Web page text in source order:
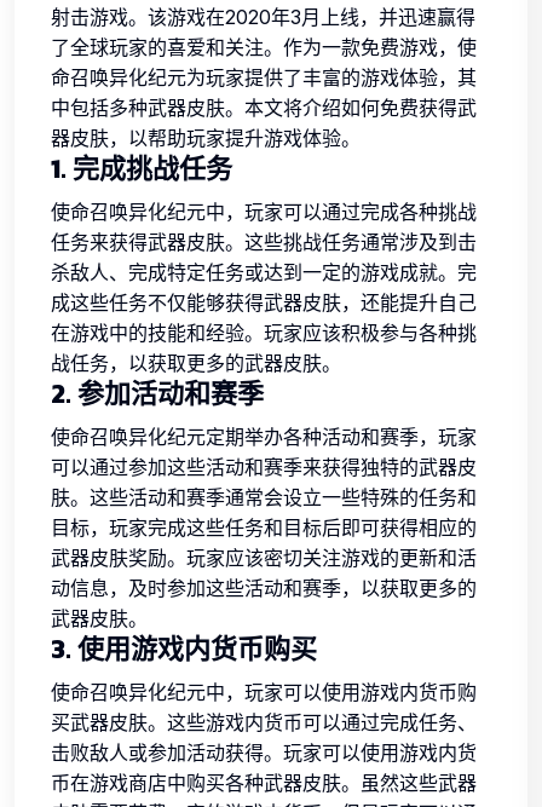
射击游戏。该游戏在2020年3月上线，并迅速赢得
了全球玩家的喜爱和关注。作为一款免费游戏，使
命召唤异化纪元为玩家提供了丰富的游戏体验，其
中包括多种武器皮肤。本文将介绍如何免费获得武
器皮肤，以帮助玩家提升游戏体验。
1. 完成挑战任务
使命召唤异化纪元中，玩家可以通过完成各种挑战
任务来获得武器皮肤。这些挑战任务通常涉及到击
杀敌人、完成特定任务或达到一定的游戏成就。完
成这些任务不仅能够获得武器皮肤，还能提升自己
在游戏中的技能和经验。玩家应该积极参与各种挑
战任务，以获取更多的武器皮肤。
2. 参加活动和赛季
使命召唤异化纪元定期举办各种活动和赛季，玩家
可以通过参加这些活动和赛季来获得独特的武器皮
肤。这些活动和赛季通常会设立一些特殊的任务和
目标，玩家完成这些任务和目标后即可获得相应的
武器皮肤奖励。玩家应该密切关注游戏的更新和活
动信息，及时参加这些活动和赛季，以获取更多的
武器皮肤。
3. 使用游戏内货币购买
使命召唤异化纪元中，玩家可以使用游戏内货币购
买武器皮肤。这些游戏内货币可以通过完成任务、
击败敌人或参加活动获得。玩家可以使用游戏内货
币在游戏商店中购买各种武器皮肤。虽然这些武器